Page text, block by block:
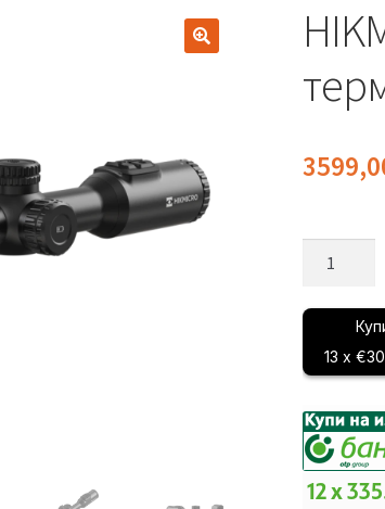
HIKMICRO
SQ35L
3.0
термален
прицел
13 x
12 x